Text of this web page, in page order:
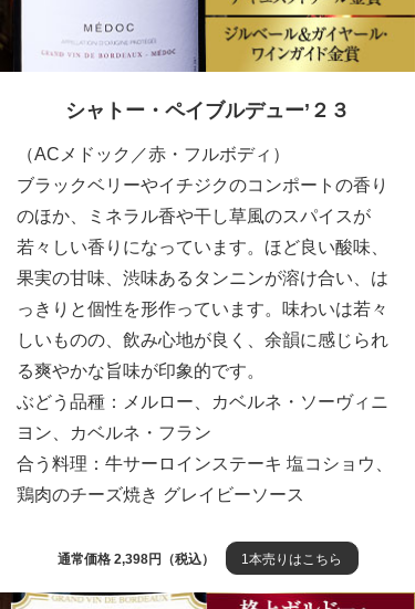
シャトー・ペイブルデュー’２３
（ACメドック／赤・フルボディ）
ブラックベリーやイチジクのコンポートの香り
のほか、ミネラル香や干し草風のスパイスが
若々しい香りになっています。ほど良い酸味、
果実の甘味、渋味あるタンニンが溶け合い、は
っきりと個性を形作っています。味わいは若々
しいものの、飲み心地が良く、余韻に感じられ
る爽やかな旨味が印象的です。
ぶどう品種：メルロー、カベルネ・ソーヴィニ
ヨン、カベルネ・フラン
合う料理：牛サーロインステーキ 塩コショウ、
鶏肉のチーズ焼き グレイビーソース
通常価格 2,398円（税込） 1本売りはこちら